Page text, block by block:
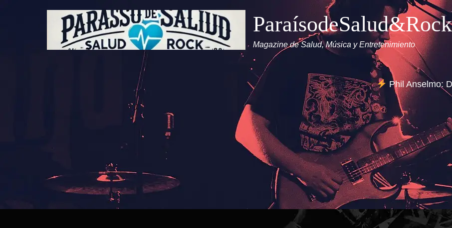
ParaísodeSalud&Rock
Magazine de Salud, Música y Entretenimiento
Phil Anselmo: